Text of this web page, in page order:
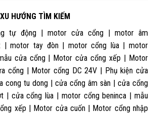
XU HƯỚNG TÌM KIẾM
tự động | motor cửa cổng | motor âm
| motor tay đòn | motor cổng lùa | motor
cửa cổng | Motor cửa cổng xếp | Motor
cổng | Motor cổng DC 24V | Phụ kiện cửa
cong tu dong | cửa cổng âm sàn | cửa cổng
| cửa cổng lùa | motor cổng beninca | mẫu
xếp | Motor cửa cuốn | Motor cổng nhập